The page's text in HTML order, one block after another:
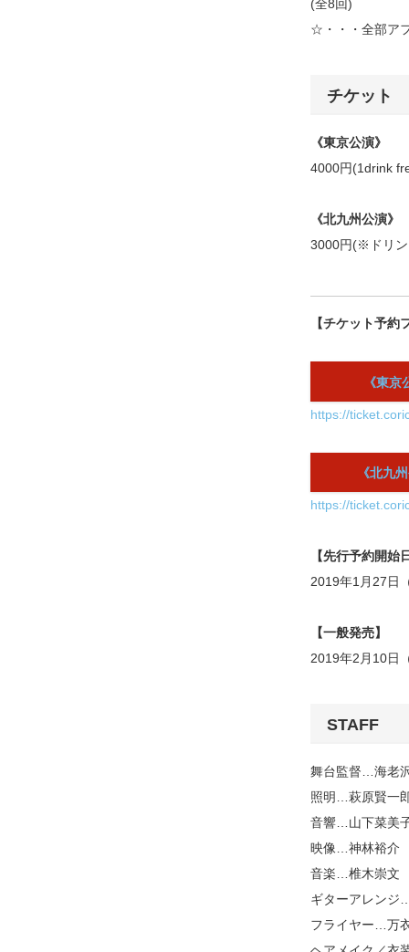
(全8回)
☆・・・全部ア
チケット
《東京公演》
4000円(1drink
《北九州公演》
3000円(※ドリ
【チケット予約
《東京
https://
《北九
https://
【先行予約開始
2019年1月27日
【一般発売】
2019年2月10日
STAFF
舞台監督…海老
照明…萩原賢一
音響…山下菜美
映像…神林裕介
音楽…椎木崇文
ギターアレンジ
フライヤー…万